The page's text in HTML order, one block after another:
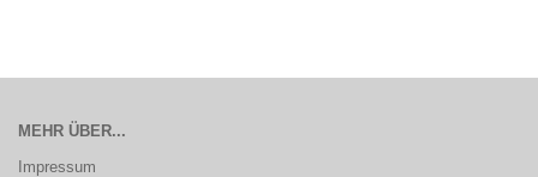
MEHR ÜBER...
Impressum